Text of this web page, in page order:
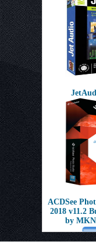
ACDSee
2018 v11.2
by MKN